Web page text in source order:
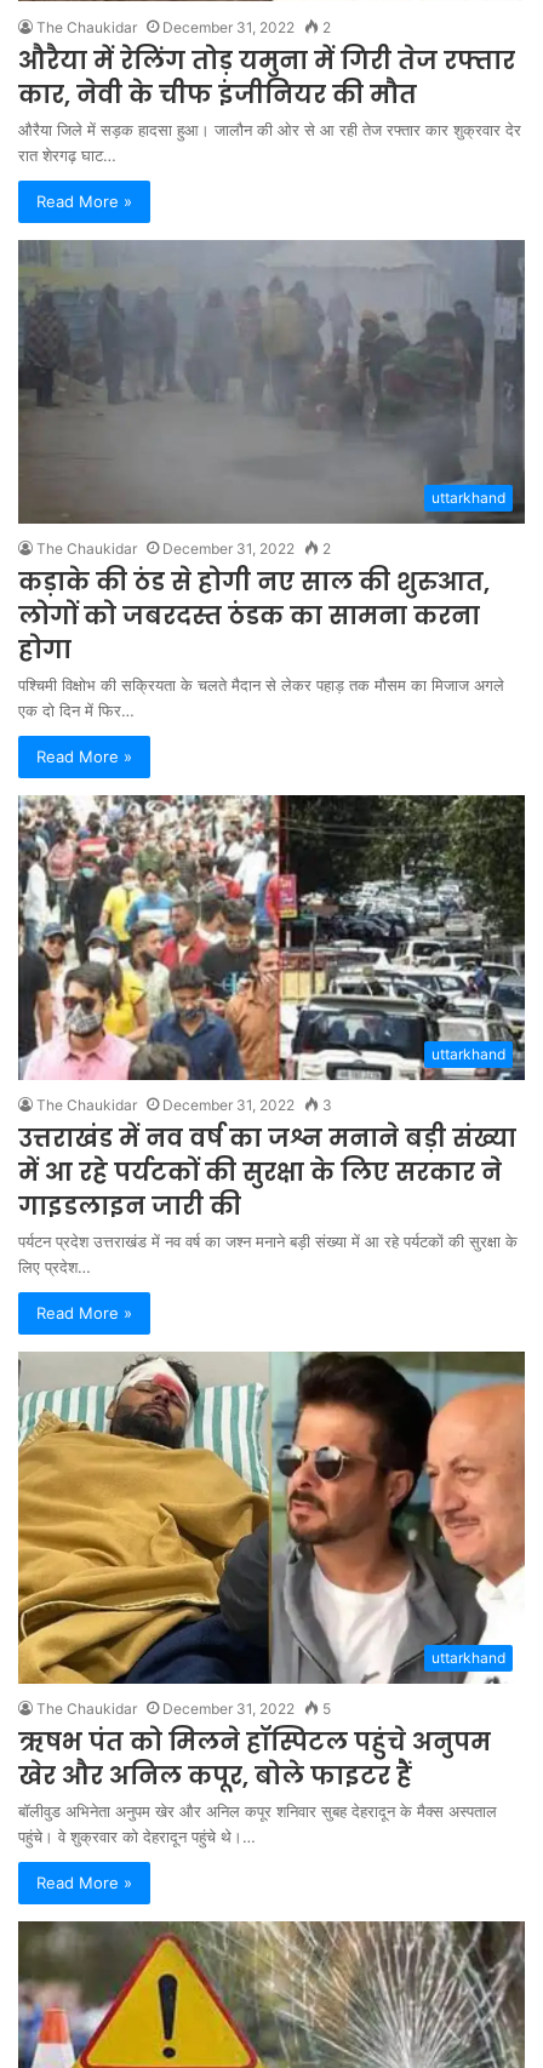
The Chaukidar December 31, 2022 2
औरैया में रेलिंग तोड़ यमुना में गिरी तेज रफ्तार
कार, नेवी के चीफ इंजीनियर की मौत
औरैया जिले में सड़क हादसा हुआ। जालौन की ओर से आ रही तेज रफ्तार कार शुक्रवार देर
रात शेरगढ़ घाट…
Read More »
uttarkhand
The Chaukidar December 31, 2022 2
कड़ाके की ठंड से होगी नए साल की शुरुआत,
लोगों को जबरदस्त ठंडक का सामना करना
होगा
पश्चिमी विक्षोभ की सक्रियता के चलते मैदान से लेकर पहाड़ तक मौसम का मिजाज अगले
एक दो दिन में फिर…
Read More »
uttarkhand
The Chaukidar December 31, 2022 3
उत्तराखंड में नव वर्ष का जश्न मनाने बड़ी संख्या
में आ रहे पर्यटकों की सुरक्षा के लिए सरकार ने
गाइडलाइन जारी की
पर्यटन प्रदेश उत्तराखंड में नव वर्ष का जश्न मनाने बड़ी संख्या में आ रहे पर्यटकों की सुरक्षा के
लिए प्रदेश…
Read More »
uttarkhand
The Chaukidar December 31, 2022 5
ऋषभ पंत को मिलने हॉस्पिटल पहुंचे अनुपम
खेर और अनिल कपूर, बोले फाइटर हैं
बॉलीवुड अभिनेता अनुपम खेर और अनिल कपूर शनिवार सुबह देहरादून के मैक्स अस्पताल
पहुंचे। वे शुक्रवार को देहरादून पहुंचे थे।…
Read More »